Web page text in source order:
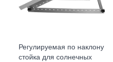
Регулируемая по наклону
стойка для солнечных